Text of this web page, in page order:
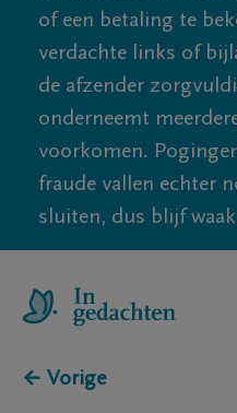
of een betaling te
verdachte links of
de afzender
onderneemt
voorkomen.
fraude vallen echter
sluiten, dus blijf
← Vorige